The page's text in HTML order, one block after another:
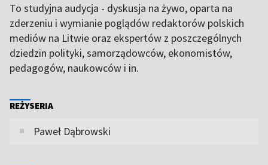
To studyjna audycja - dyskusja na żywo, oparta na
zderzeniu i wymianie poglądów redaktorów polskich
mediów na Litwie oraz ekspertów z poszczególnych
dziedzin polityki, samorządowców, ekonomistów,
pedagogów, naukowców i in.
REŻYSERIA
Paweł Dąbrowski